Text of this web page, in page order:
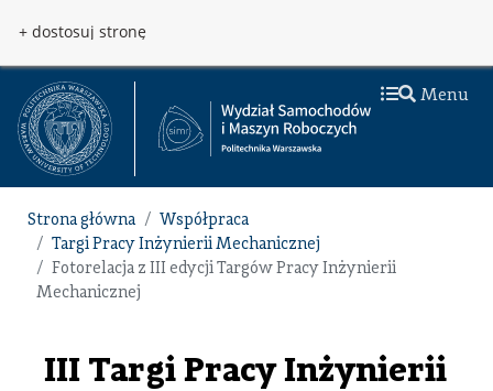
+ dostosuj stronę
Menu
Strona główna
Współpraca
Targi Pracy Inżynierii Mechanicznej
Fotorelacja z III edycji Targów Pracy Inżynierii
Mechanicznej
III Targi Pracy Inżynierii